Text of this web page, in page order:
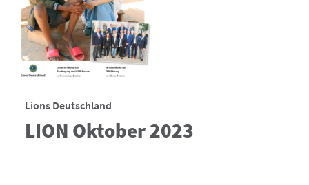
Lions Deutschland
LION Oktober 2023